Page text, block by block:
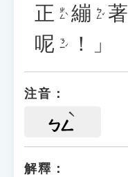
正 ㄓㄥˋ 繃 ㄅㄥˇ 著
呢 ㄋㄧˊ ！」
注音：
ㄅㄥ
解釋：